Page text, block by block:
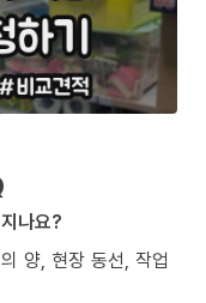
나요?
양, 현장 동선, 작업